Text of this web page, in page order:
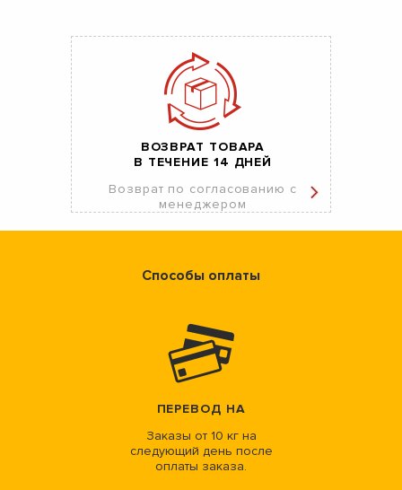
ВОЗВРАТ ТОВАРА
В ТЕЧЕНИЕ 14 ДНЕЙ
Возврат по согласованию с
менеджером
Способы оплаты
ПЕРЕВОД НА
Заказы от 10 кг на
следующий день после
оплаты заказа.